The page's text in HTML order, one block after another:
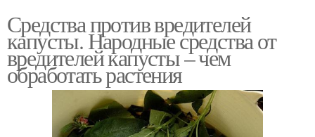
Средства против вредителей
капусты. Народные средства от
вредителей капусты – чем
обработать растения